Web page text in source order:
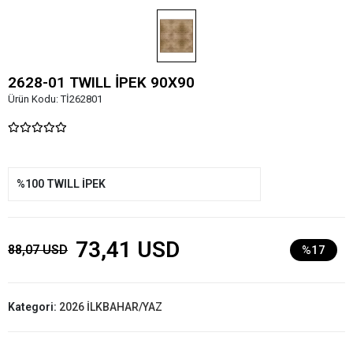
2628-01 TWILL İPEK 90X90
Ürün Kodu:Tİ262801
%100 TWILL İPEK
88,07 USD 73,41 USD %17
Kategori: 2026 İLKBAHAR/YAZ